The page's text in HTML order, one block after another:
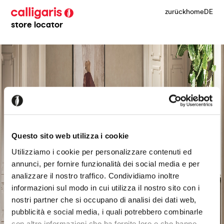
Questo sito web utilizza i cookie
Utilizziamo i cookie per personalizzare contenuti ed
annunci, per fornire funzionalità dei social media e per
analizzare il nostro traffico. Condividiamo inoltre
informazioni sul modo in cui utilizza il nostro sito con i
nostri partner che si occupano di analisi dei dati web,
pubblicità e social media, i quali potrebbero combinarle
store locator
zurückhomeDE